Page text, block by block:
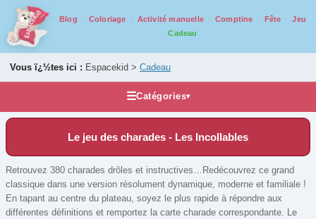
Blog Coloriage Activité manuelle Comptine Fête
Jeu
Cadeau
Vous ï¿½tes ici : Espacekid > Cadeau
☰Catégories▾
Idée cadeau
Accessoires et compléments
Casse tête
Grands classiques
Jeux de voyage
Le jeu des charades - Les Incollables
Retrouvez 380 charades drôles et instructives…Redécouvrez ce grand
classique dans une version résolument dynamique, moderne et familiale !
En tapant au centre du plateau, soyez le plus rapide à répondre aux
différentes définitions et remportez la carte charade correspondante. Le